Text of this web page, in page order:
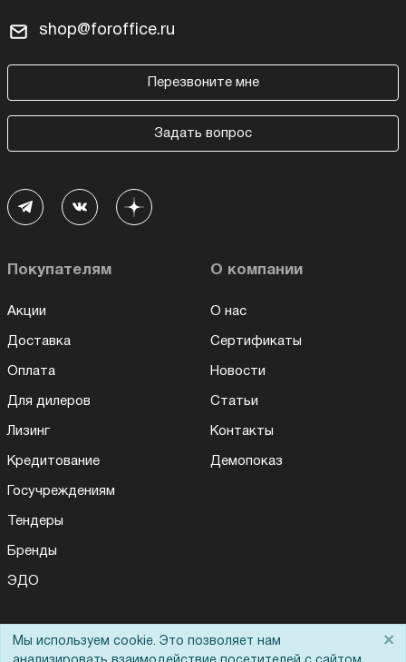
shop@foroffice.ru
Перезвоните мне
Задать вопрос
Покупателям
Акции
Доставка
Оплата
Для дилеров
Лизинг
Кредитование
Госучреждениям
Тендеры
Бренды
ЭДО
О компании
О нас
Сертификаты
Новости
Статьи
Контакты
Демопоказ
Помощь
Мы используем cookie. Это позволяет нам
×